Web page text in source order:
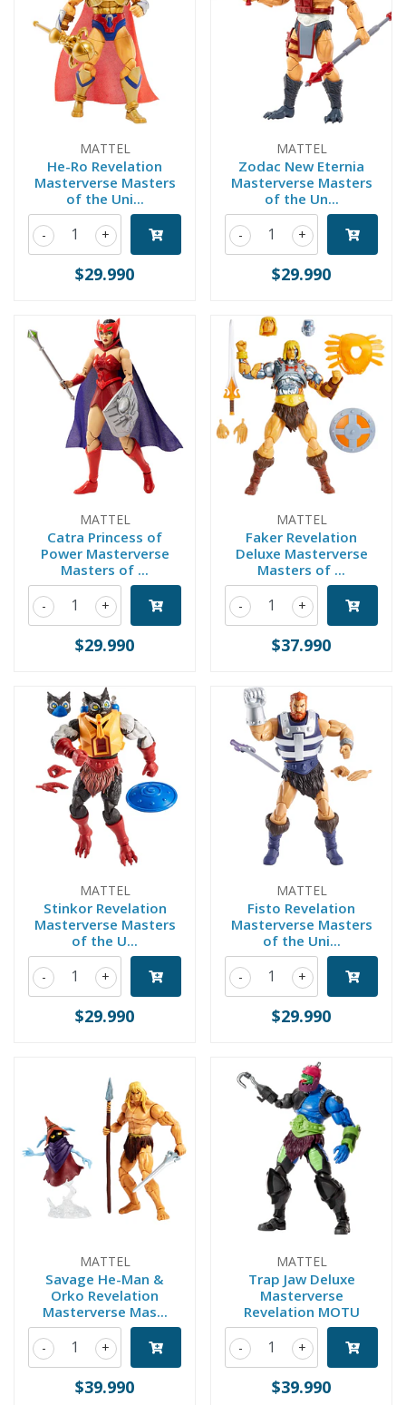
MATTEL
He-Ro Revelation
Masterverse Masters
of the Uni...
+
-
$29.990
MATTEL
Zodac New Eternia
Masterverse Masters
of the Un...
+
-
$29.990
MATTEL
Catra Princess of
Power Masterverse
Masters of ...
+
-
$29.990
MATTEL
Faker Revelation
Deluxe Masterverse
Masters of ...
+
-
$37.990
MATTEL
Stinkor Revelation
Masterverse Masters
of the U...
+
-
$29.990
MATTEL
Fisto Revelation
Masterverse Masters
of the Uni...
+
-
$29.990
MATTEL
Savage He-Man &
Orko Revelation
Masterverse Mas...
+
-
$39.990
MATTEL
Trap Jaw Deluxe
Masterverse
Revelation MOTU
+
-
$39.990